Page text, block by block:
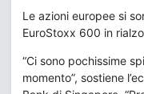
Le azioni europee si
EuroStoxx 600 in
“Ci sono pochissime
momento”, sostiene